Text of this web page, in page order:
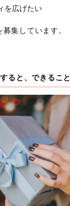
を広げたい
集しています。
ると、できること